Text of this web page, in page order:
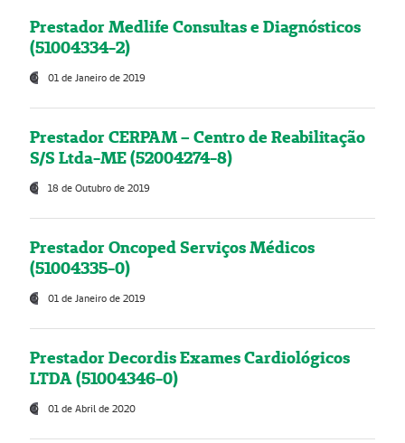
Prestador Medlife Consultas e Diagnósticos
(51004334-2)
01 de Janeiro de 2019
Prestador CERPAM – Centro de Reabilitação
S/S Ltda-ME (52004274-8)
18 de Outubro de 2019
Prestador Oncoped Serviços Médicos
(51004335-0)
01 de Janeiro de 2019
Prestador Decordis Exames Cardiológicos
LTDA (51004346-0)
01 de Abril de 2020